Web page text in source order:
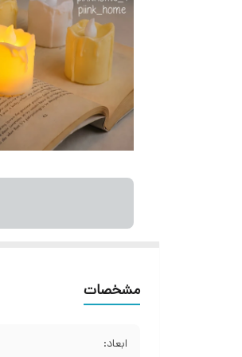
مشخصات
ابعاد: